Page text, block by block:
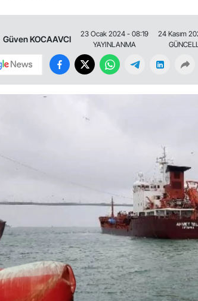
Güven KOCAAVCI
23 Ocak 2024 - 08:19
YAYINLANMA
24 Kasım
Tuzla Orhanlı
Kasım Elektrik Kesintisi: